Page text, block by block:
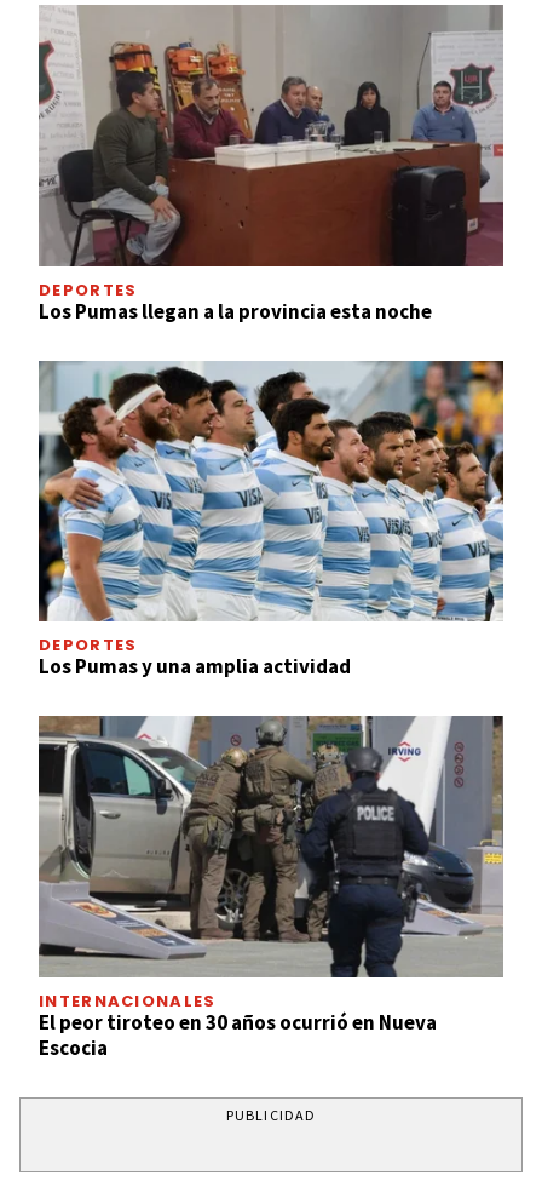
DEPORTES
Los Pumas llegan a la provincia esta noche
DEPORTES
Los Pumas y una amplia actividad
INTERNACIONALES
El peor tiroteo en 30 años ocurrió en Nueva
Escocia
PUBLICIDAD